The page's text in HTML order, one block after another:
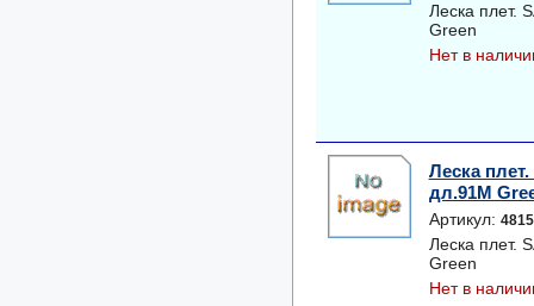
Леска плет.
Green
Нет в
Леска
дл.91M
Артикул:
Леска плет.
Green
Нет в